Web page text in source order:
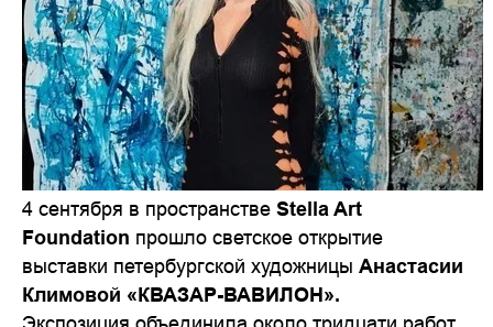
4 сентября в пространстве Stella Art
Foundation прошло светское открытие
выставки петербургской художницы Анастасии
Климовой «КВАЗАР-ВАВИЛОН».